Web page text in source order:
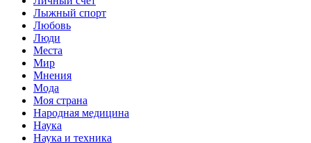
Лыжный спорт
Любовь
Люди
Места
Мир
Мнения
Мода
Моя страна
Народная медицина
Наука
Наука и техника